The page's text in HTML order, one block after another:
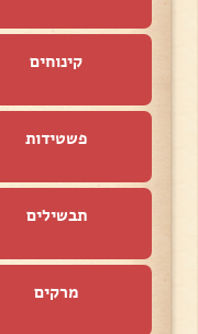
קינוחים
פשטידות
תבשילים
מרקים